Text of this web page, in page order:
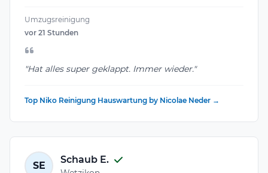
Umzugsreinigung
vor 21 Stunden
"Hat alles super geklappt. Immer wieder."
Top Niko Reinigung Hauswartung by Nicolae Neder →
SE
Schaub E.